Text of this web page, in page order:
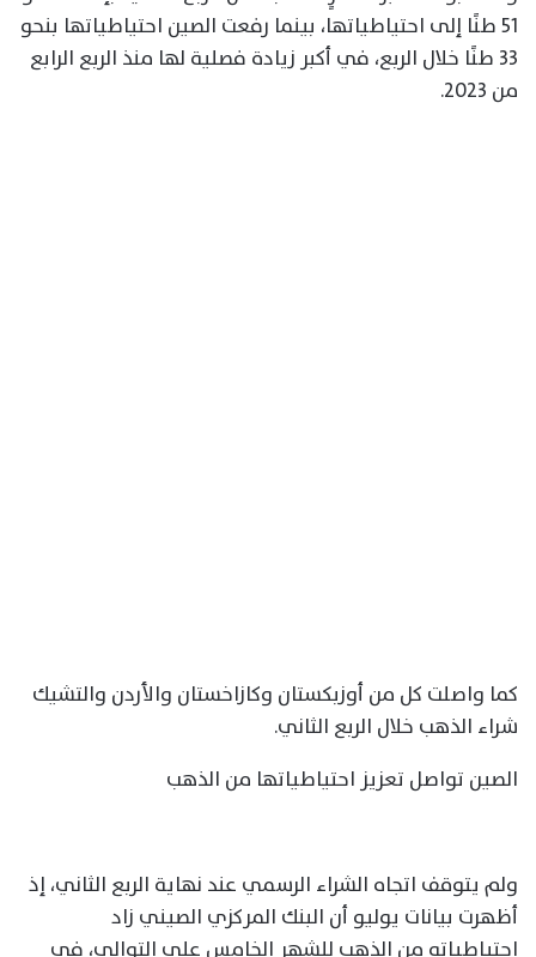
51 طنًا إلى احتياطياتها، بينما رفعت الصين احتياطياتها بنحو
33 طنًا خلال الربع، في أكبر زيادة فصلية لها منذ الربع الرابع
من 2023.
كما واصلت كل من أوزبكستان وكازاخستان والأردن والتشيك
شراء الذهب خلال الربع الثاني.
الصين تواصل تعزيز احتياطياتها من الذهب
ولم يتوقف اتجاه الشراء الرسمي عند نهاية الربع الثاني، إذ
أظهرت بيانات يوليو أن البنك المركزي الصيني زاد
احتياطياته من الذهب للشهر الخامس على التوالي، في